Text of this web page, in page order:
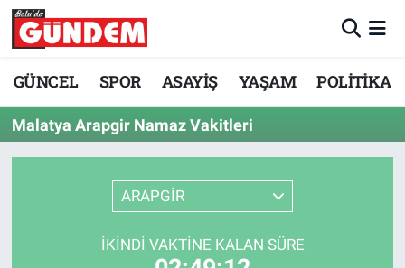
GÜNCEL SPOR ASAYİŞ YAŞAM POLİTİKA
Malatya Arapgir Namaz Vakitleri
ARAPGİR
İKINDI VAKTINE KALAN SÜRE
Merkez Nöbetçi Eczaneler
Merkez Hava Durumu
Merkez Trafik Yoğunluk Haritası
Süper Lig Puan Durumu ve Fikstür
Tüm Manşetler